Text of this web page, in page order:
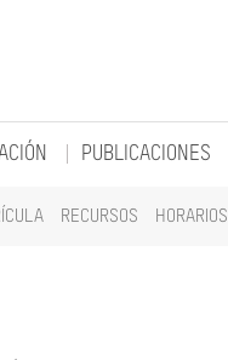
RECURSOS HORARIOS
PUBLICACIONES